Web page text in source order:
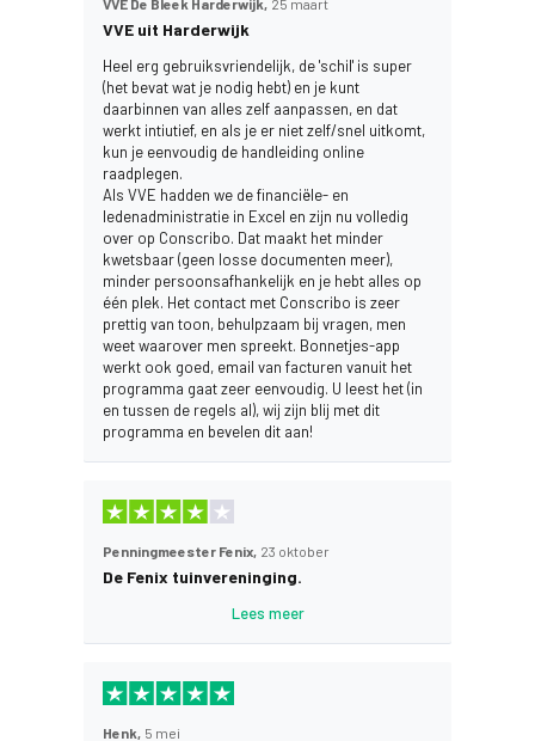
VVE uit Harderwijk
Heel erg gebruiksvriendelijk, de 'schil' is super
(het bevat wat je nodig hebt) en je kunt
daarbinnen van alles zelf aanpassen, en dat
werkt intiutief, en als je er niet zelf/snel uitkomt,
kun je eenvoudig de handleiding online
raadplegen.
Als VVE hadden we de financiële- en
ledenadministratie in Excel en zijn nu volledig
over op Conscribo. Dat maakt het minder
kwetsbaar (geen losse documenten meer),
minder persoonsafhankelijk en je hebt alles op
één plek. Het contact met Conscribo is zeer
prettig van toon, behulpzaam bij vragen, men
weet waarover men spreekt. Bonnetjes-app
werkt ook goed, email van facturen vanuit het
programma gaat zeer eenvoudig. U leest het (in
en tussen de regels al), wij zijn blij met dit
programma en bevelen dit aan!
Penningmeester Fenix, 23 oktober
De Fenix tuinvereninging.
Lees meer
Henk, 5 mei